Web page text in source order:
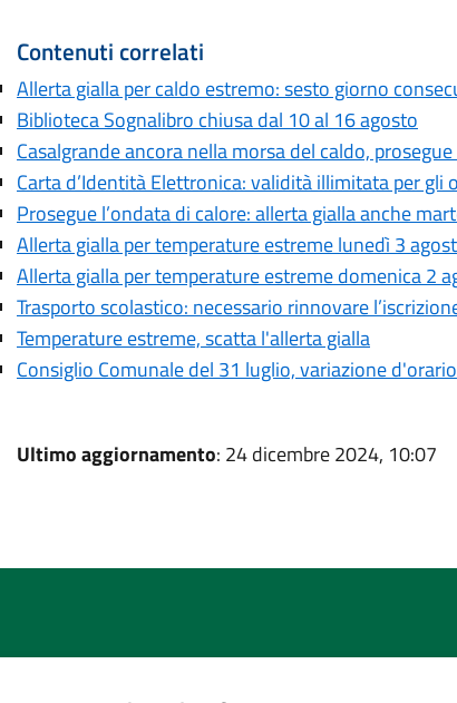
Contenuti correlati
Allerta gialla per caldo estremo: sesto giorno
Biblioteca Sognalibro chiusa dal 10 al 16 agosto
Casalgrande ancora nella morsa del caldo,
Carta d’Identità Elettronica: validità illimitata per gli
Prosegue l’ondata di calore: allerta gialla anche
Allerta gialla per temperature estreme lunedì 3
Allerta gialla per temperature estreme domenica 2
Trasporto scolastico: necessario rinnovare
Temperature estreme, scatta l'allerta gialla
Consiglio Comunale del 31 luglio, variazione d'orario
Ultimo aggiornamento: 24 dicembre 2024, 10:07